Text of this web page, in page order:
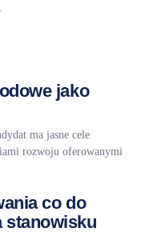
jako
ma jasne cele
rozwoju oferowanymi
co do
stanowisku